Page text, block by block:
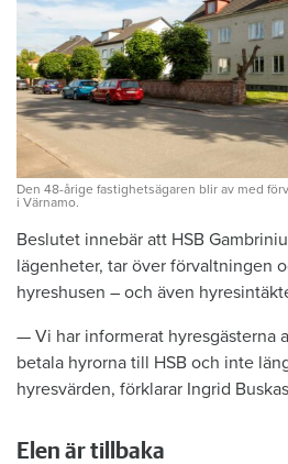
Den 48-årige fastighetsägaren blir av med
i Värnamo.
Beslutet innebär att HSB
lägenheter, tar över förvaltningen
hyreshusen – och även
— Vi har informerat hyresgästerna
betala hyrorna till HSB och inte
hyresvärden, förklarar Ingrid
Elen är tillbaka